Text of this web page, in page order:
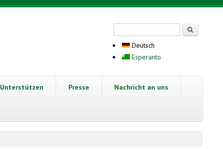
Deutsch
Esperanto
Unterstützen Presse Nachricht an uns